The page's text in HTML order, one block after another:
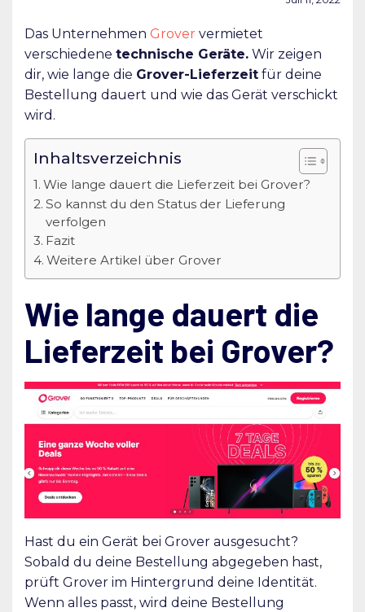
Das Unternehmen Grover vermietet
verschiedene technische Geräte. Wir zeigen
dir, wie lange die Grover-Lieferzeit für deine
Bestellung dauert und wie das Gerät verschickt
wird.
Inhaltsverzeichnis
Wie lange dauert die Lieferzeit bei Grover?
So kannst du den Status der Lieferung
verfolgen
Fazit
Weitere Artikel über Grover
Wie lange dauert die
Lieferzeit bei Grover?
Hast du ein Gerät bei Grover ausgesucht?
Sobald du deine Bestellung abgegeben hast,
prüft Grover im Hintergrund deine Identität.
Wenn alles passt, wird deine Bestellung